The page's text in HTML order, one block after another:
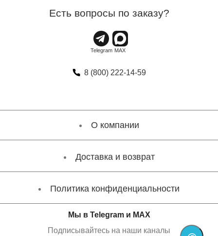
Есть вопросы по заказу?
8 (800) 222-14-59
О компании
Доставка и возврат
Политика конфиденциальности
Мы в Telegram и MAX
Подписывайтесь на наши каналы